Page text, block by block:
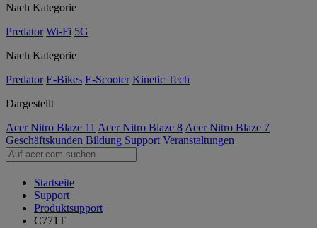
Nach Kategorie
Predator Wi-Fi 5G
Nach Kategorie
Predator E-Bikes E-Scooter Kinetic Tech
Dargestellt
Acer Nitro Blaze 11 Acer Nitro Blaze 8 Acer Nitro Blaze 7
Geschäftskunden Bildung Support Veranstaltungen
Startseite
Support
Produktsupport
C771T